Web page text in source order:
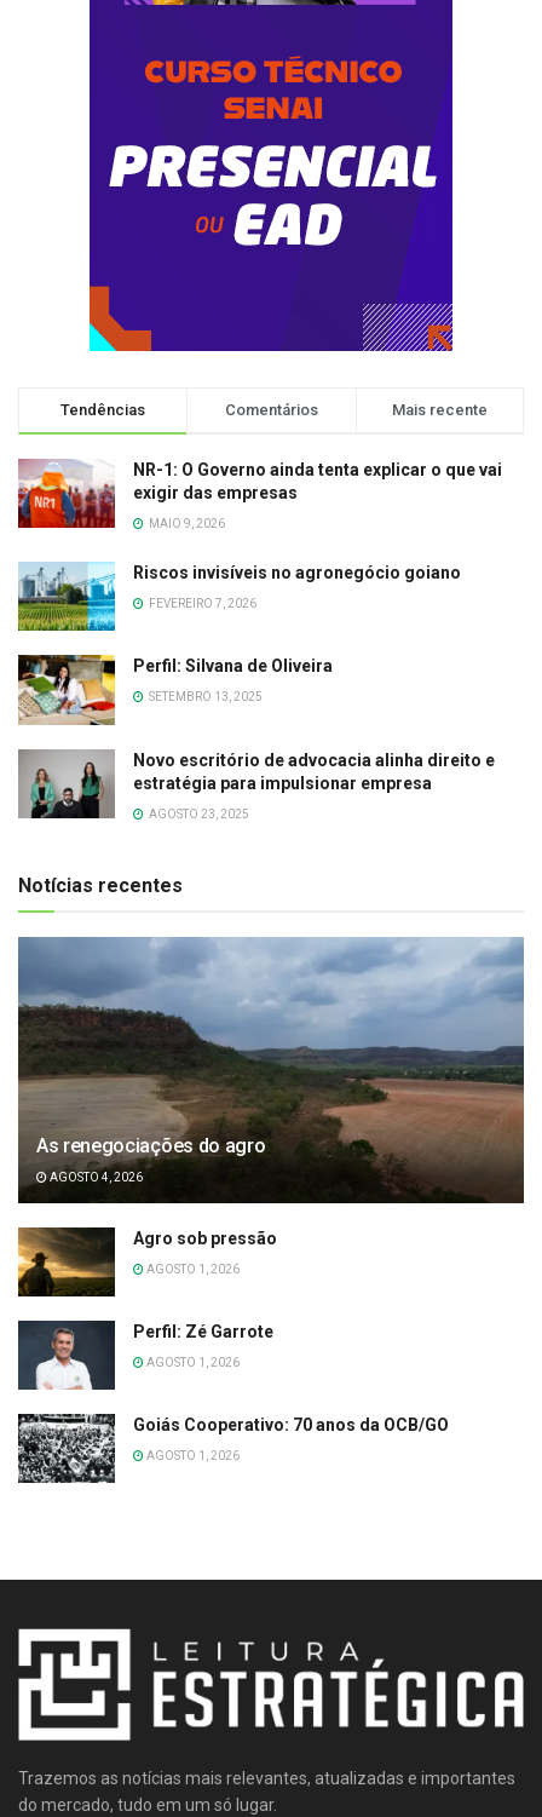
Tendências Comentários Mais recente
NR-1: O Governo ainda tenta explicar o que vai
exigir das empresas
MAIO 9, 2026
Riscos invisíveis no agronegócio goiano
FEVEREIRO 7, 2026
Perfil: Silvana de Oliveira
SETEMBRO 13, 2025
Novo escritório de advocacia alinha direito e
estratégia para impulsionar empresa
AGOSTO 23, 2025
Notícias recentes
As renegociações do agro
AGOSTO 4, 2026
Agro sob pressão
AGOSTO 1, 2026
Perfil: Zé Garrote
AGOSTO 1, 2026
Goiás Cooperativo: 70 anos da OCB/GO
AGOSTO 1, 2026
Trazemos as notícias mais relevantes, atualizadas e importantes
do mercado, tudo em um só lugar.